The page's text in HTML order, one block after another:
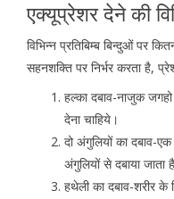
एक्यूप्रेशर देने की
विभिन्न प्रतिबिम्ब बिन्दुओं पर
सहनशक्ति पर निर्भर करता है,
हल्का दबाव-नाजुक
देना चाहिये।
दो अंगुलियों का दबाव-
अंगुलियों से दबाया जाता
हथेली का दबाव-शरीर के